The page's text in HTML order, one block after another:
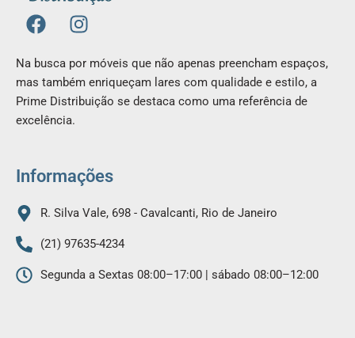
F
a
c
e
b
o
o
I
n
t
a
g
m
Na busca por móveis que não apenas preencham espaços,
mas também enriqueçam lares com qualidade e estilo, a
Prime Distribuição se destaca como uma referência de
excelência.
Informações
R. Silva Vale, 698 - Cavalcanti, Rio de Janeiro
(21) 97635-4234
Segunda a Sextas 08:00–17:00 | sábado 08:00–12:00